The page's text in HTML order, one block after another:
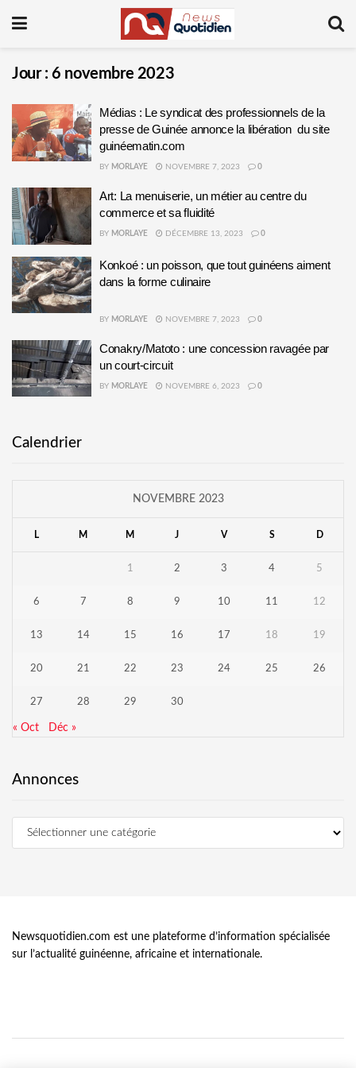
Jour :6 novembre 2023
Médias : Le syndicat des professionnels de la
presse de Guinée annonce la libération du site
guinéematin.com
BY MORLAYE NOVEMBRE 7, 2023 0
Art: La menuiserie, un métier au centre du
commerce et sa fluidité
BY MORLAYE DÉCEMBRE 13, 2023 0
Konkoé : un poisson, que tout guinéens aiment
dans la forme culinaire
BY MORLAYE NOVEMBRE 7, 2023 0
Conakry/Matoto : une concession ravagée par
un court-circuit
BY MORLAYE NOVEMBRE 6, 2023 0
Calendrier
NOVEMBRE 2023
L M M J V S D
1 2 3 4 5
6 7 8 9 10 11 12
13 14 15 16 17 18 19
20 21 22 23 24 25 26
27 28 29 30
« Oct Déc »
Annonces
Newsquotidien.com est une plateforme d’information spécialisée
sur l’actualité guinéenne, africaine et internationale.